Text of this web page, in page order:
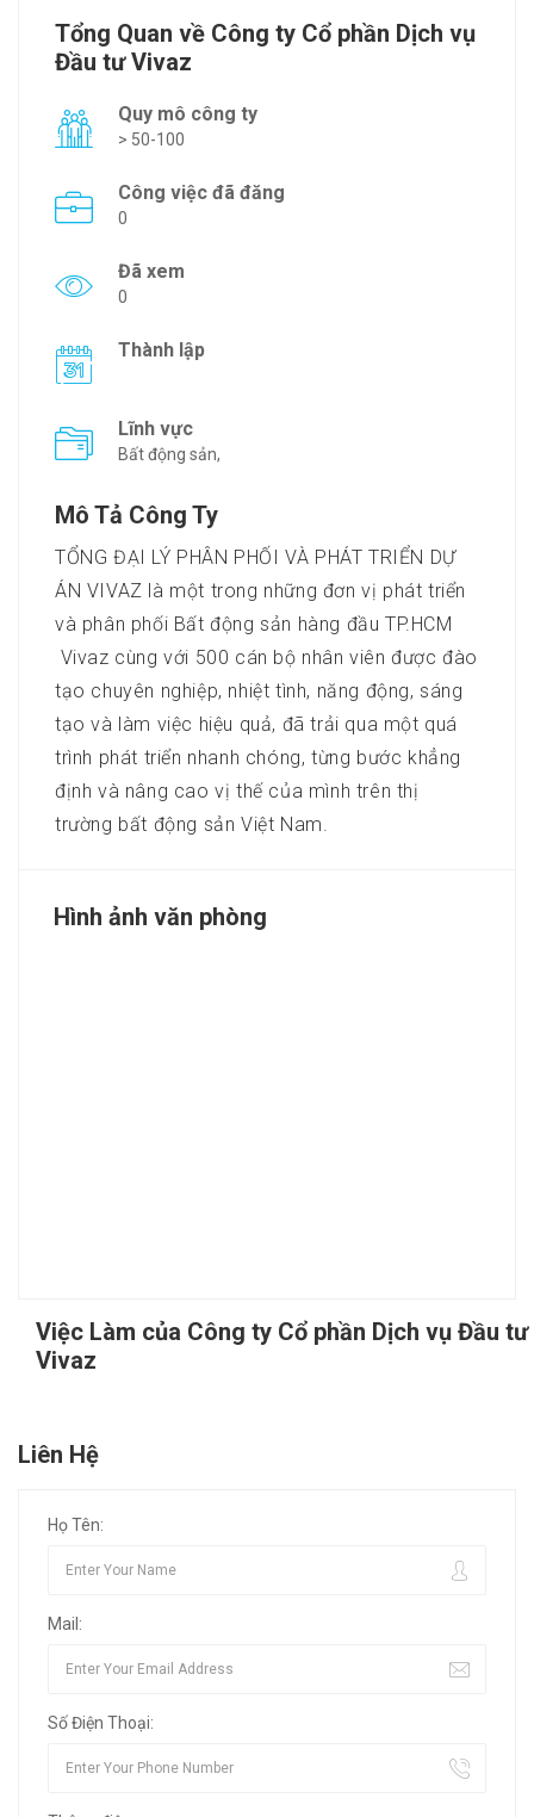
Tổng Quan về Công ty Cổ phần Dịch vụ
Đầu tư Vivaz
Quy mô công ty
> 50-100
Công việc đã đăng
0
Đã xem
0
Thành lập
Lĩnh vực
Bất động sản,
Mô Tả Công Ty
TỔNG ĐẠI LÝ PHÂN PHỐI VÀ PHÁT TRIỂN DỰ
ÁN VIVAZ là một trong những đơn vị phát triển
và phân phối Bất động sản hàng đầu TP.HCM
Vivaz cùng với 500 cán bộ nhân viên được đào
tạo chuyên nghiệp, nhiệt tình, năng động, sáng
tạo và làm việc hiệu quả, đã trải qua một quá
trình phát triển nhanh chóng, từng bước khẳng
định và nâng cao vị thế của mình trên thị
trường bất động sản Việt Nam.
Hình ảnh văn phòng
Việc Làm của Công ty Cổ phần Dịch vụ Đầu tư
Vivaz
Liên Hệ
Họ Tên:
Mail:
Số Điện Thoại: